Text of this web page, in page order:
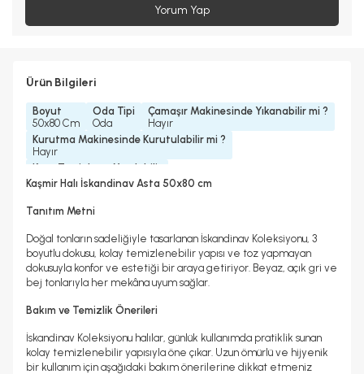
Yorum Yap
Ürün Bilgileri
Boyut
50x80 Cm
Oda Tipi
Oda
Çamaşır Makinesinde Yıkanabilir mi ?
Hayır
Kurutma Makinesinde Kurutulabilir mi ?
Hayır
Kuru Temizleme Yapılabilir
Hayır
Kaşmir Halı İskandinav Asta 50x80 cm
Tanıtım Metni
Doğal tonların sadeliğiyle tasarlanan İskandinav Koleksiyonu, 3
boyutlu dokusu, kolay temizlenebilir yapısı ve toz yapmayan
dokusuyla konfor ve estetiği bir araya getiriyor. Beyaz, açık gri ve
bej tonlarıyla her mekâna uyum sağlar.
Bakım ve Temizlik Önerileri
İskandinav Koleksiyonu halılar, günlük kullanımda pratiklik sunan
kolay temizlenebilir yapısıyla öne çıkar. Uzun ömürlü ve hijyenik
bir kullanım için aşağıdaki bakım önerilerine dikkat etmeniz